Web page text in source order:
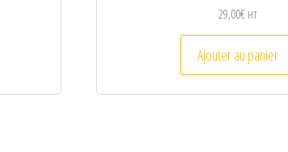
29,00€ HT
Ajouter au panier